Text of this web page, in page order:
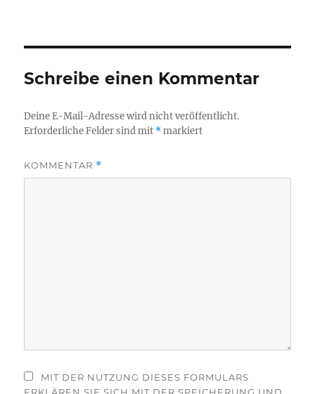
Schreibe einen Kommentar
Deine E-Mail-Adresse wird nicht veröffentlicht.
Erforderliche Felder sind mit *markiert
KOMMENTAR *
MIT DER NUTZUNG DIESES FORMULARS